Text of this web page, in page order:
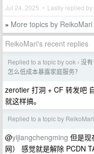
Jul 24, 2025 • Lastly replied by
» More topics by ReikoMari
ReikoMari's recent replies
Replied to a topic by ook › 没
怎么低成本暴露家庭服务？
zerotier 打洞 + CF 转发吧
就这样搞。
Replied to a topic by ReikoMari
@yijiangchengming 但是现
网） 感觉就是解除 PCDN